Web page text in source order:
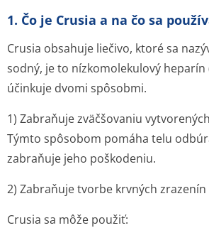
1. Čo je Crusia a na čo sa
Crusia obsahuje liečivo, ktoré sa
sodný, je to nízkomolekulový heparín
účinkuje dvomi spôsobmi.
1) Zabraňuje zväčšovaniu
Týmto spôsobom pomáha telu
zabraňuje jeho poškodeniu.
2) Zabraňuje tvorbe krvných zrazenín
Crusia sa môže použiť: